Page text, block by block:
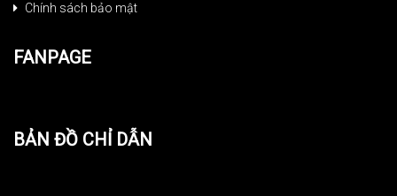
Chính sách bảo mật
FANPAGE
BẢN ĐỒ CHỈ DẪN